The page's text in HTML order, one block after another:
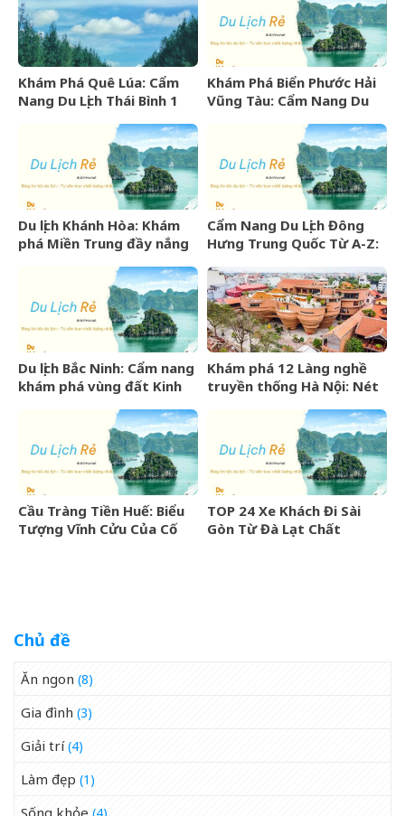
Khám Phá Quê Lúa: Cẩm
Nang Du Lịch Thái Bình 1
Khám Phá Biển Phước Hải
Vũng Tàu: Cẩm Nang Du
Du lịch Khánh Hòa: Khám
phá Miền Trung đầy nắng
Cẩm Nang Du Lịch Đông
Hưng Trung Quốc Từ A-Z:
Trình Chi Tiết
Du lịch Bắc Ninh: Cẩm nang
khám phá vùng đất Kinh
Khám phá 12 Làng nghề
truyền thống Hà Nội: Nét
Cầu Tràng Tiền Huế: Biểu
Tượng Vĩnh Cửu Của Cố
TOP 24 Xe Khách Đi Sài
Gòn Từ Đà Lạt Chất
Chủ đề
Ăn ngon (8)
Gia đình (3)
Giải trí(4)
Làm đẹp (1)
Sống khỏe